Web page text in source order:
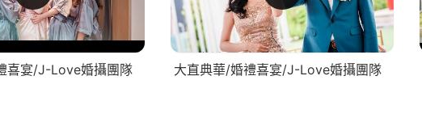
喜宴/J-Love婚攝團隊 大直典華/婚禮喜宴/J-Love婚攝團隊